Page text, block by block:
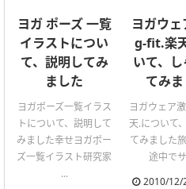
ヨガ ポーズ 一覧
イラストについ
て、説明してみ
ました
ヨガポーズ一覧イラス
トについて、説明して
みました幸せヨガポー
ズ一覧イラスト研究家
...
ヨガウ
g-fit.楽
いて、
てみ
ヨガウェア
天.について
てみました
途中で
2010/12/